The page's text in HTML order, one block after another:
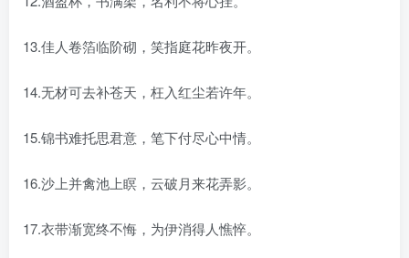
13.佳人卷箔临阶砌，笑指庭花昨夜开。
14.无材可去补苍天，枉入红尘若许年。
15.锦书难托思君意，笔下付尽心中情。
16.沙上并禽池上瞑，云破月来花弄影。
17.衣带渐宽终不悔，为伊消得人憔悴。